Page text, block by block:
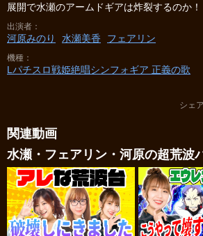
展開で水瀬のアームドギアは炸裂するのか！
出演者
河原みのり 水瀬美香 フェアリン
機種
Lパチスロ戦姫絶唱シンフォギア 正義の歌
シェ
関連動画
水瀬・フェアリン・河原の超荒波